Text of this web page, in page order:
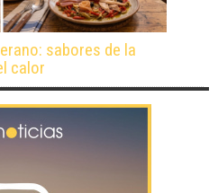
sabores de la
calor